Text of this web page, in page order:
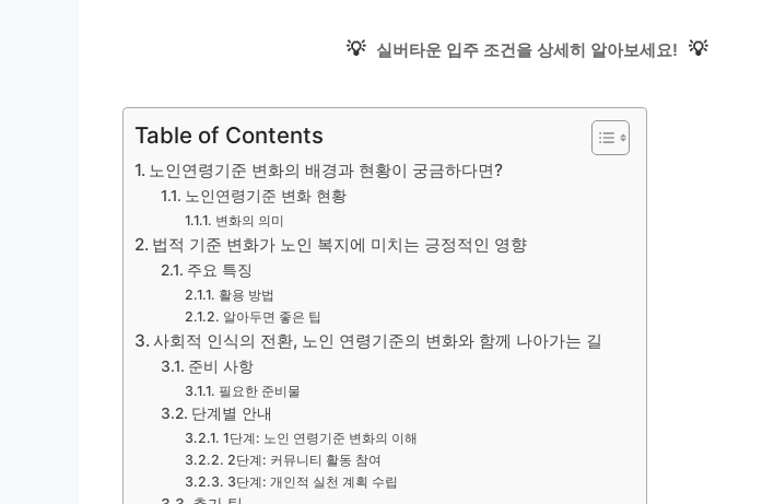
💡 실버타운 입주 조건을 상세히 알아보세요! 💡
Table of Contents
노인연령기준 변화의 배경과 현황이 궁금하다면?
노인연령기준 변화 현황
변화의 의미
법적 기준 변화가 노인 복지에 미치는 긍정적인 영향
주요 특징
활용 방법
알아두면 좋은 팁
사회적 인식의 전환, 노인 연령기준의 변화와 함께 나아가는 길
준비 사항
필요한 준비물
단계별 안내
1단계: 노인 연령기준 변화의 이해
2단계: 커뮤니티 활동 참여
3단계: 개인적 실천 계획 수립